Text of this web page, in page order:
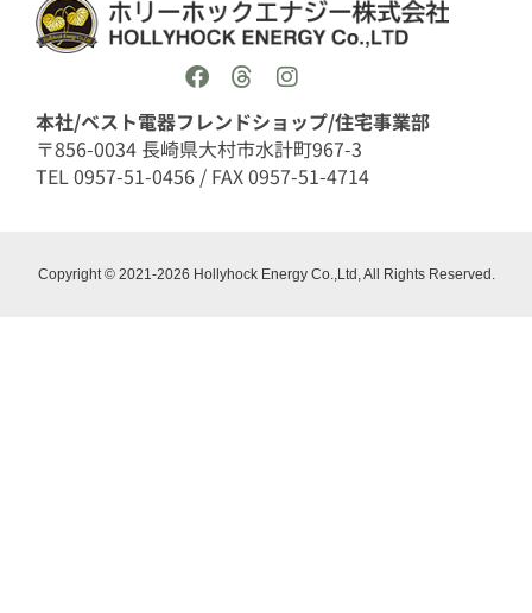
本社/ベスト電器フレンドショップ/住宅事業部
〒856-0034 長崎県大村市水計町967-3
TEL 0957-51-0456 / FAX 0957-51-4714
Copyright © 2021-2026 Hollyhock Energy Co.,Ltd, All Rights Reserved.